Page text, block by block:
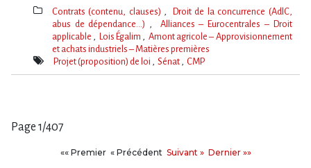
Thèmes(s)
Contrats (contenu, clauses)
Droit de la concurrence (AdlC,
abus de dépendance…)
Alliances – Eurocentrales – Droit
applicable
Lois Égalim
Amont agricole – Approvisionnement
et achats industriels – Matières premières
Mot(s)-
Projet (proposition) de loi Sénat CMP
Page 1/407
«« PremierPremier
« PrécédentPrécédent
Suivant
Suivant » Dernier
Dernier »»